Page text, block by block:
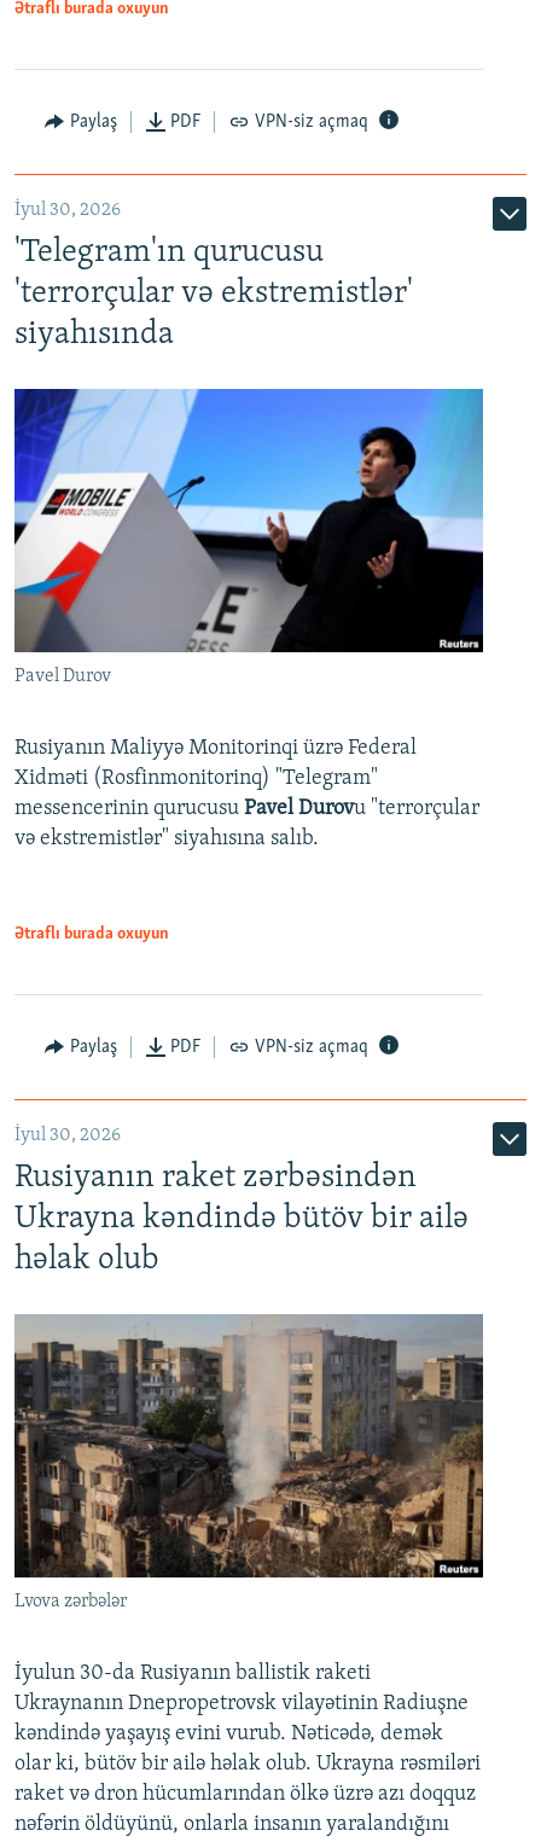
Ətraflı burada oxuyun
Paylaş PDF VPN-siz açmaq
İyul 30, 2026
'Telegram'ın qurucusu
'terrorçular və ekstremistlər'
siyahısında
Pavel Durov
Rusiyanın Maliyyə Monitorinqi üzrə Federal
Xidməti (Rosfinmonitorinq) "Telegram"
messencerinin qurucusu Pavel Durovu "terrorçular
və ekstremistlər" siyahısına salıb.
Ətraflı burada oxuyun
Paylaş PDF VPN-siz açmaq
İyul 30, 2026
Rusiyanın raket zərbəsindən
Ukrayna kəndində bütöv bir ailə
həlak olub
Lvova zərbələr
İyulun 30-da Rusiyanın ballistik raketi
Ukraynanın Dnepropetrovsk vilayətinin Radiuşne
kəndində yaşayış evini vurub. Nəticədə, demək
olar ki, bütöv bir ailə həlak olub. Ukrayna rəsmiləri
raket və dron hücumlarından ölkə üzrə azı doqquz
nəfərin öldüyünü, onlarla insanın yaralandığını